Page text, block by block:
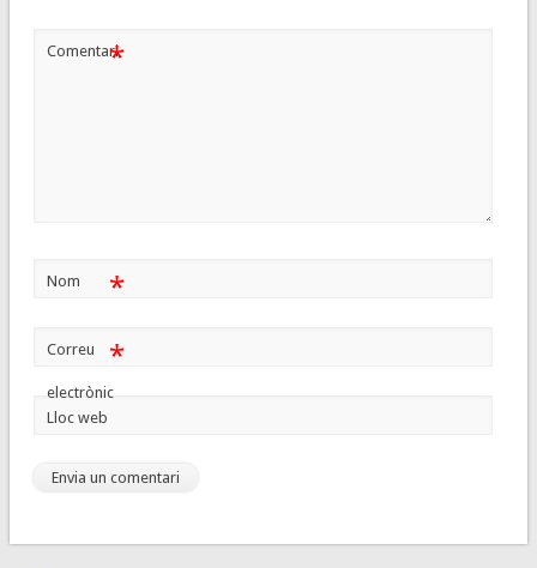
Comentari*
Nom *
Correu
electrònic
*
Lloc web